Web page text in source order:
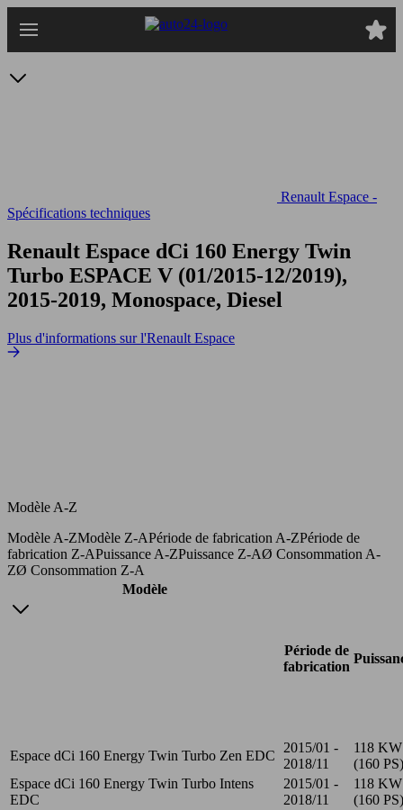
au
Renault Espace -
Spécifications techniques
Renault Espace dCi 160 Energy Twin
Turbo ESPACE V (01/2015-12/2019),
2015-2019, Monospace, Diesel
Plus d'informations sur l'Renault Espace
Modèle A-Z
Modèle A-ZModèle Z-APériode de fabrication A-ZPériode de
fabrication Z-APuissance A-ZPuissance Z-AØ Consommation A-
ZØ Consommation Z-A
Modèle
Période de
fabrication
Espace dCi 160 Energy Twin Turbo Zen EDC
2015/01 -
2018/11
118 KW
(160 PS)
Espace dCi 160 Energy Twin Turbo Intens
EDC
2015/01 -
2018/11
118 KW
(160 PS)